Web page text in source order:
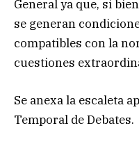
General ya que, si
se generan
compatibles con la
cuestiones
Se anexa la escaleta
Temporal de Debates.